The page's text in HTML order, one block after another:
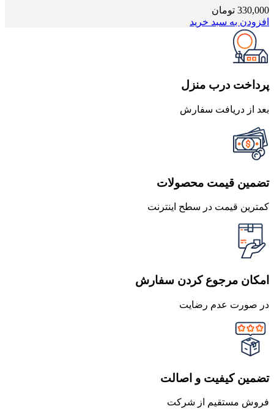
330,000 تومان
افزودن به سبد خرید
پرداخت درب منزل
بعد از دریافت سفارش
تضمین قیمت محصولات
کمترین قیمت در سطح اینترنت
امکان مرجوع کردن سفارش
در صورت عدم رضایت
تضمین کیفیت و اصالت
فروش مستقیم از شرکت